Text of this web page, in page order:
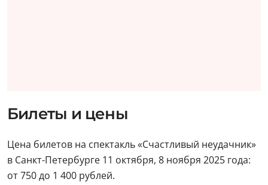
Билеты и цены
Цена билетов на спектакль «Счастливый неудачник»
в Санкт-Петербурге 11 октября, 8 ноября 2025 года:
от 750 до 1 400 рублей.